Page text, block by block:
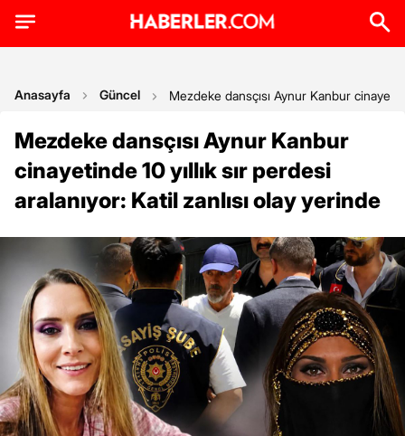
Anasayfa Güncel Mezdeke dansçısı Aynur Kanbur
Mezdeke dansçısı Aynur Kanbur
cinayetinde 10 yıllık sır perdesi
aralanıyor: Katil zanlısı olay yerinde